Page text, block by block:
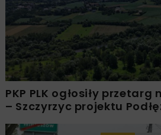
PKP PLK ogłosiły
– Szczyrzyc projektu